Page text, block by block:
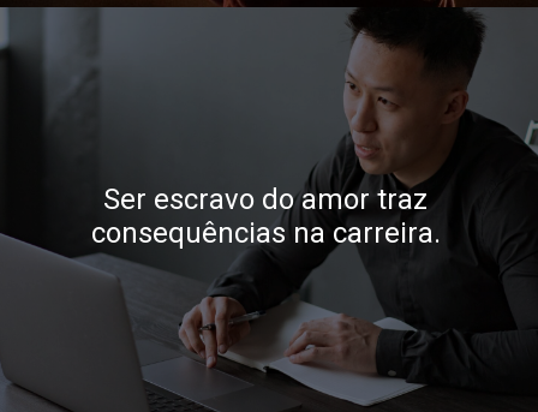
Ser escravo do amor traz
consequências na carreira.